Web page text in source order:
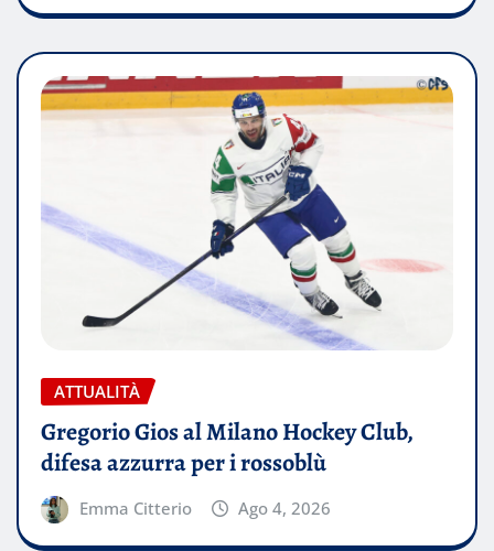
ATTUALITÀ
Gregorio Gios al Milano Hockey Club,
difesa azzurra per i rossoblù
Emma Citterio Ago 4, 2026